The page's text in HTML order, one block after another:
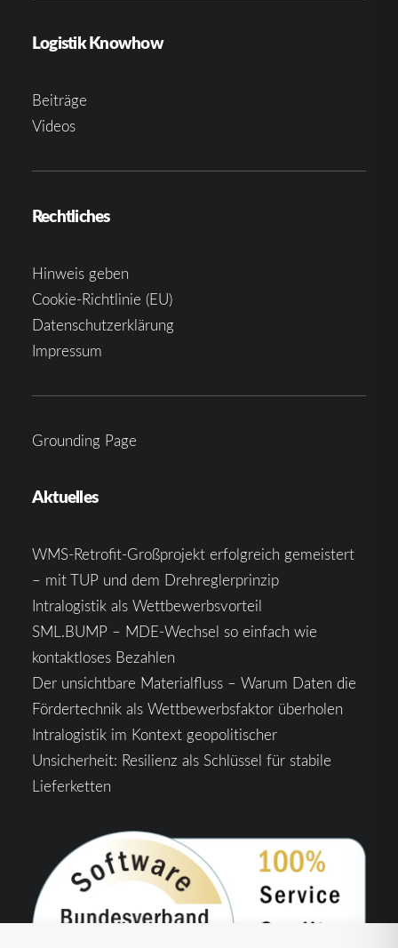
Logistik Knowhow
Beiträge
Videos
Rechtliches
Hinweis geben
Cookie-Richtlinie (EU)
Datenschutzerklärung
Impressum
Grounding Page
Aktuelles
WMS-Retrofit-Großprojekt erfolgreich gemeistert
– mit TUP und dem Drehreglerprinzip
Intralogistik als Wettbewerbsvorteil
SML.BUMP – MDE-Wechsel so einfach wie
kontaktloses Bezahlen
Der unsichtbare Materialfluss – Warum Daten die
Fördertechnik als Wettbewerbsfaktor überholen
Intralogistik im Kontext geopolitischer
Unsicherheit: Resilienz als Schlüssel für stabile
Lieferketten